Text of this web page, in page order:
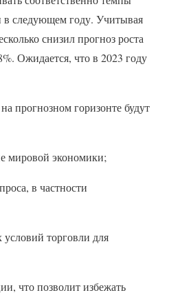
в следующем году. Учитывая
снизил прогноз роста
Ожидается, что в 2023 году
прогнозном горизонте будут
мировой экономики;
в частности
торговли для
что позволит избежать